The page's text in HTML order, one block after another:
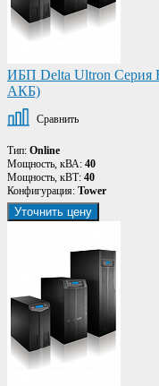
ИБП Delta Ultron Серия
АКБ)
Сравнить
Тип: Online
Мощность, кВА: 40
Мощность, кВТ: 40
Конфигурация: Tower
Уточнить цену